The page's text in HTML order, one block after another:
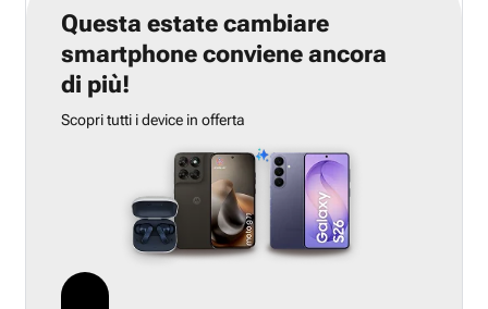
Questa estate cambiare
smartphone conviene ancora
di più!
Scopri tutti i device in offerta